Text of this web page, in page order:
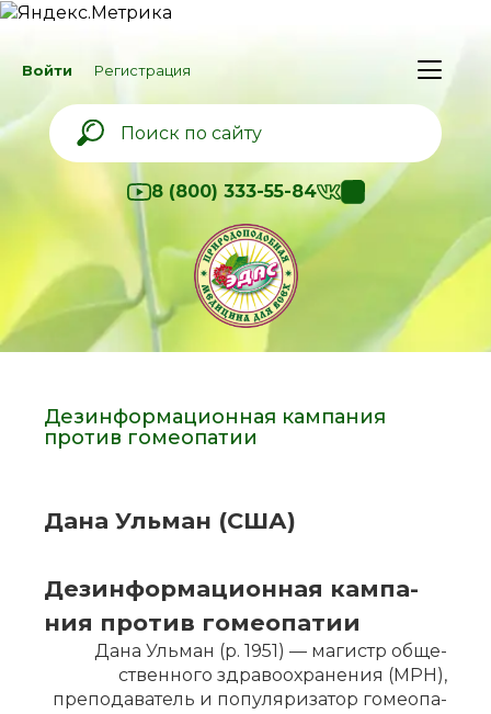
Войти Регистрация
8 (800) 333-55-84
Дезинформационная кампания
против гомеопатии
Да­на Уль­ман (США)
Дез­ин­фор­ма­ци­он­ная кам­па­
ния про­тив го­мео­па­тии
Да­на Уль­ман (р. 1951) — ма­гистр об­ще­
ствен­но­го здра­во­охра­не­ния (MPH),
пре­по­да­ва­тель и по­пу­ля­ри­за­тор го­мео­па­